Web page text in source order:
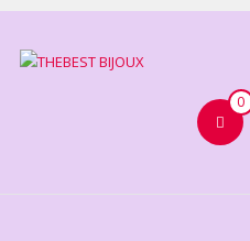
Aller
contenu
0